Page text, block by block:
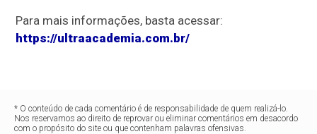
Para mais informações, basta acessar:
https://ultraacademia.com.br/
* O conteúdo de cada comentário é de responsabilidade de quem realizá-lo.
Nos reservamos ao direito de reprovar ou eliminar comentários em desacordo
com o propósito do site ou que contenham palavras ofensivas.